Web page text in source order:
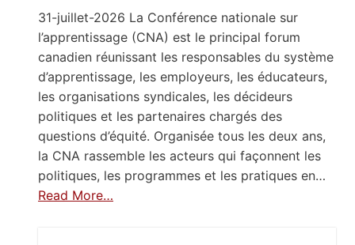
31-juillet-2026 La Conférence nationale sur
l’apprentissage (CNA) est le principal forum
canadien réunissant les responsables du système
d’apprentissage, les employeurs, les éducateurs,
les organisations syndicales, les décideurs
politiques et les partenaires chargés des
questions d’équité. Organisée tous les deux ans,
la CNA rassemble les acteurs qui façonnent les
politiques, les programmes et les pratiques en…
Read More…